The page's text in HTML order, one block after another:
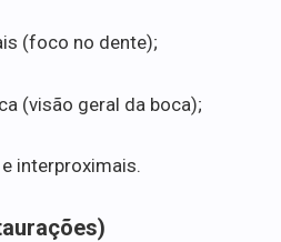
(foco no dente);
(visão geral da boca);
interproximais.